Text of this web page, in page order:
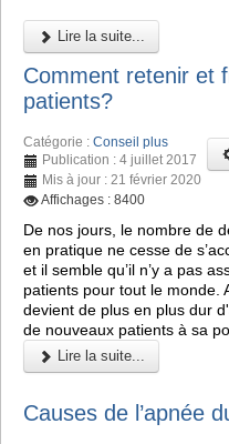
Lire la suite...
Comment retenir et
patients?
Catégorie : Conseil plus
Publication : 4 juillet 2017
Mis à jour : 21 février 2020
Affichages : 8400
De nos jours, le nombre de
en pratique ne cesse de
et il semble qu’il n’y a pas
patients pour tout le monde.
devient de plus en plus dur
de nouveaux patients à sa
Lire la suite...
Causes de l’apnée